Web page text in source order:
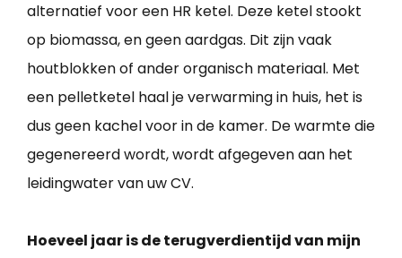
alternatief voor een HR ketel. Deze ketel stookt
op biomassa, en geen aardgas. Dit zijn vaak
houtblokken of ander organisch materiaal. Met
een pelletketel haal je verwarming in huis, het is
dus geen kachel voor in de kamer. De warmte die
gegenereerd wordt, wordt afgegeven aan het
leidingwater van uw CV.
Hoeveel jaar is de terugverdientijd van mijn